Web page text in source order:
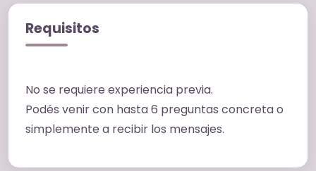
Requisitos
No se requiere experiencia previa.
Podés venir con hasta 6 preguntas concreta o
simplemente a recibir los mensajes.